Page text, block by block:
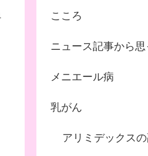
こころ
ニュース記事から思
メニエール病
乳がん
アリミデックス